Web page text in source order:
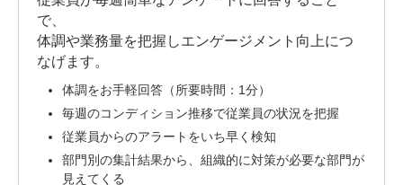
で、
体調や業務量を把握しエンゲージメント向上につ
なげます。
体調をお手軽回答（所要時間：1分）
毎週のコンディション推移で従業員の状況を把握
従業員からのアラート をいち早く検知
部門別の集計結果から、 組織的に対策が必要な部門が
見えてくる